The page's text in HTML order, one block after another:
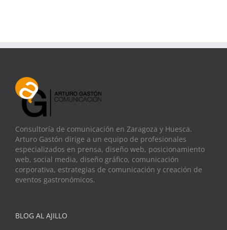
Consultoría de comunicación en Zaragoza y Huesca.
Arturo Gastón dirige a un equipo de profesionales
especializados en prensa, diseño web, posicionamiento
web, social media, diseño gráfico, comunicación
corporativa, estrategias de comunicación y creación de
eventos gastronómicos.
BLOG AL AJILLO